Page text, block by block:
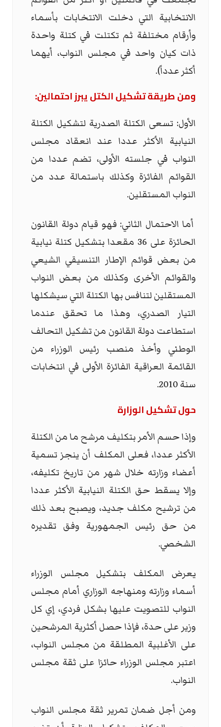
الانتخابية التي دخلت الانتخابات بأسماء
وأرقام مختلفة ثم تكتلت في كتلة واحدة
ذات كيان واحد في مجلس النواب، أيهما
أكثر عدداً).
ومن طريقة تشكيل الكتل يبرز احتمالين:
الأول: تسعى الكتلة الصدرية لتشكيل الكتلة
النيابية الأكثر عددا عند انعقاد مجلس
النواب في جلسته الأولى، تضم عددا من
القوائم الفائزة وكذلك باستمالة عدد من
النواب المستقلين.
أما الاحتمال الثاني: فهو قيام دولة القانون
الحائزة على 36 مقعدا بتشكيل كتلة نيابية
من بعض قوائم الإطار التنسيقي الشيعي
والقوائم الأخرى وكذلك من بعض النواب
المستقلين لتنافس بها الكتلة التي سيشكلها
التيار الصدري، وهذا ما تحقق عندما
استطاعت دولة القانون من تشكيل التحالف
الوطني وأخذ منصب رئيس الوزراء من
القائمة العراقية الفائزة الأولى في انتخابات
سنة 2010.
حول تشكيل الوزارة
وإذا حسم الأمر بتكليف مرشح ما من الكتلة
الأكثر عددا، فعلى المكلف أن ينجز تسمية
أعضاء وزارته خلال شهر من تاريخ تكليفه،
وإلا يسقط حق الكتلة النيابية الأكثر عددا
من ترشيح مكلف جديد، ويصبح بعد ذلك
من حق رئيس الجمهورية وفق تقديره
الشخصي.
يعرض المكلف بتشكيل مجلس الوزراء
أسماء وزارته ومنهاجه الوزاري أمام مجلس
النواب للتصويت عليها بشكل فردي، إي كل
وزير على حدة، فإذا حصل أكثرية المرشحين
على الأغلبية المطلقة من مجلس النواب،
اعتبر مجلس الوزراء حائزا على ثقة مجلس
النواب.
ومن أجل ضمان تمرير ثقة مجلس النواب